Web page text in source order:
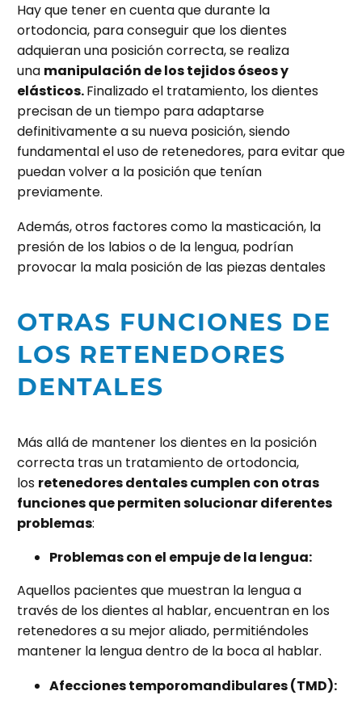
Hay que tener en cuenta que durante la
ortodoncia, para conseguir que los dientes
adquieran una posición correcta, se realiza
una manipulación de los tejidos óseos y
elásticos.Finalizado el tratamiento, los dientes
precisan de un tiempo para adaptarse
definitivamente a su nueva posición, siendo
fundamental el uso de retenedores, para evitar que
puedan volver a la posición que tenían
previamente.
Además, otros factores como la masticación, la
presión de los labios o de la lengua, podrían
provocar la mala posición de las piezas dentales
OTRAS FUNCIONES DE
LOS RETENEDORES
DENTALES
Más allá de mantener los dientes en la posición
correcta tras un tratamiento de ortodoncia,
los retenedores dentales cumplen con otras
funciones que permiten solucionar diferentes
problemas:
Problemas con el empuje de la lengua:
Aquellos pacientes que muestran la lengua a
través de los dientes al hablar, encuentran en los
retenedores a su mejor aliado, permitiéndoles
mantener la lengua dentro de la boca al hablar.
Afecciones temporomandibulares (TMD):